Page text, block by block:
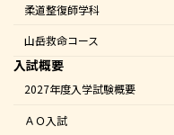
柔道整復師学科
山岳救命コース
入試概要
2027年度入学試験概要
ＡＯ入試